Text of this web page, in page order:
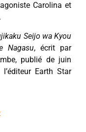
Carolina et
Seijo wa Kyou
Nagasu, écrit par
publié de juin
Earth Star